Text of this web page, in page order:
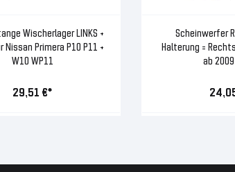
Wischerlager LINKS +
Nissan Primera P10 P11 +
W10 WP11
29,51 €*
Scheinwerfer
Halterung =
ab